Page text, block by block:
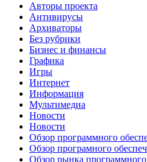
Авторы проекта
Антивирусы
Архиваторы
Без рубрики
Бизнес и финансы
Графика
Игры
Интернет
Информация
Мультимедиа
Новости
Новости
Обзор программного
Обзор програмного
Обзор рынка программного